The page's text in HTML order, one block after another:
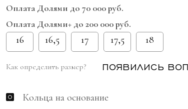
Оплата Долями до 70 000 руб.
Оплата Долями+ до 200 000 руб.
16 16,5 17 17,5 18
Как определить размер? ПОЯВИЛИСЬ
Кольца на основание